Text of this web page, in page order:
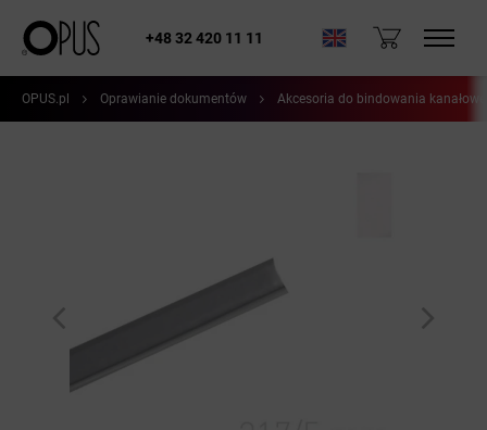
+48 32 420 11 11
OPUS.pl Oprawianie dokumentów Akcesoria do bindowania